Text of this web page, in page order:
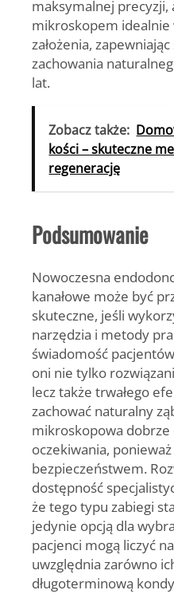
maksymalnej precyzji,
mikroskopem idealnie
założenia,
zachowania
lat.
Zobacz także:
kości – skuteczne
regenerację
Podsumowanie
Nowoczesna
kanałowe może być
skuteczne, jeśli
narzędzia i metody
świadomość
oni nie tylko
lecz także trwałego
zachować naturalny
mikroskopowa dobrze
oczekiwania, ponieważ
bezpieczeństwem.
dostępność
że tego typu zabiegi
jedynie opcją dla
pacjenci mogą liczyć
uwzględnia zarówno
długoterminową